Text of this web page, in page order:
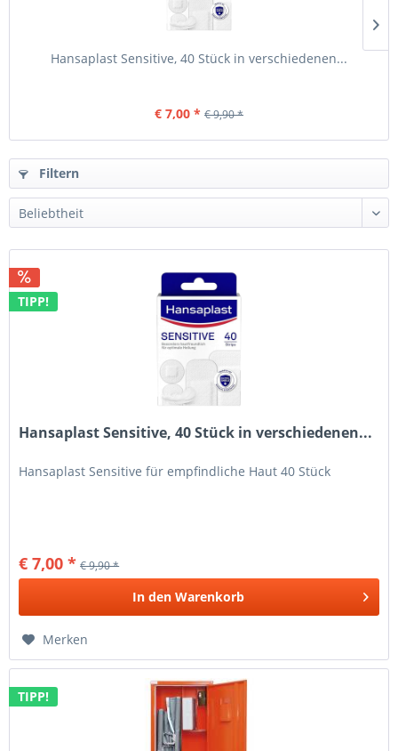
Hansaplast Sensitive, 40 Stück in verschiedenen...
€ 7,00 * € 9,90 *
Filtern
TIPP!
Hansaplast Sensitive, 40 Stück in verschiedenen...
Hansaplast Sensitive für empfindliche Haut 40 Stück
€ 7,00 * € 9,90 *
In den Warenkorb
Merken
TIPP!